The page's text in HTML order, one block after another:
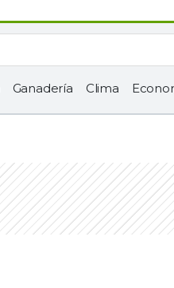
Ganadería Clima